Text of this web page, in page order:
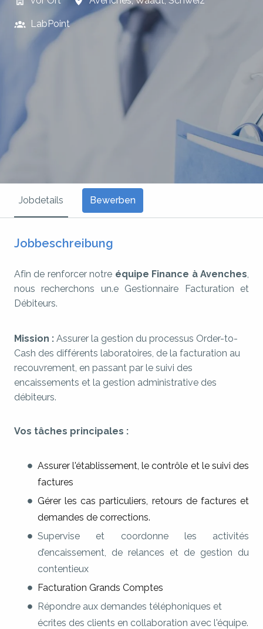
LabPoint
Jobdetails Bewerben
Jobbeschreibung
Afin de renforcer notre équipe Finance à Avenches
nous recherchons un.e Gestionnaire Facturation et
Débiteurs.
Mission : Assurer la gestion du processus Order-to-
Cash des différents laboratoires, de la facturation au
recouvrement, en passant par le suivi des
encaissements et la gestion administrative des
débiteurs.
Vos tâches principales :
Assurer l'établissement, le contrôle et le suivi des
factures
Gérer les cas particuliers, retours de factures et
demandes de corrections.
Supervise et coordonne les activités
d’encaissement, de relances et de gestion du
contentieux
Facturation Grands Comptes
Répondre aux demandes téléphoniques et
écrites des clients en collaboration avec l'équipe.